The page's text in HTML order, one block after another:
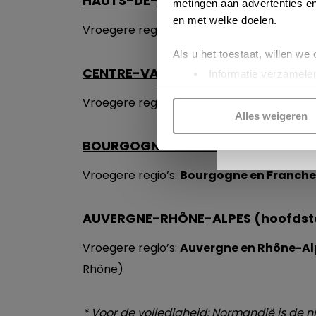
metingen aan advertenties
en met welke doelen.
Als u het toestaat, willen we
Informatie
Uw apparaat
Lees meer over hoe uw
functionele cookiesom je
voorkeuren beheren via
cookies zoals omschreven
Alles weigeren
Vroegere regio’s:
CENTRE-VAL DE LOIRE (hoofdstad
Vroegere regio: Centre
BOURGOGNE-FRANCHE-COMTÉ
Vroegere regio’s: Bourgogne en
AUVERGNE-RHÔNE-ALPES
Vroegere regio’s: Auvergne en Rhône-
Rhône)